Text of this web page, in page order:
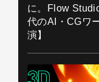
に。Flow
代のAI・CGワ
演】